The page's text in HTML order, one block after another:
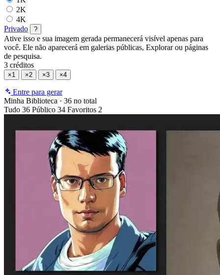
2K
4K
Privado
?
Ative isso e sua imagem gerada permanecerá visível apenas para
você. Ele não aparecerá em galerias públicas, Explorar ou páginas
de pesquisa.
3 créditos
×1 ×2 ×3 ×4
Entre para gerar
Minha Biblioteca · 36 no total
Tudo 36 Público 34 Favoritos 2